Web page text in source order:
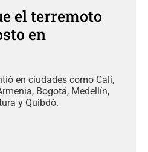
el terremoto
en
en ciudades como Cali,
Bogotá, Medellín,
y Quibdó.